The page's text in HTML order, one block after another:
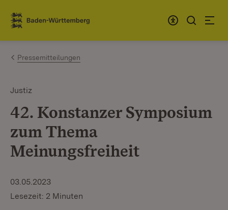
Zum Inhalt springen
Link zur Startseite
Pressemitteilungen
Justiz
42. Konstanzer Symposium
zum Thema
Meinungsfreiheit
03.05.2023
Lesezeit: 2 Minuten